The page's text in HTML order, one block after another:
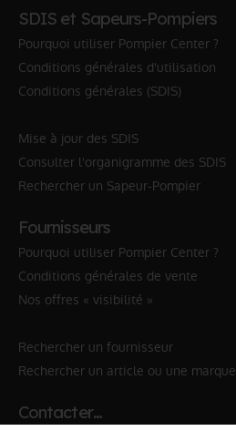
SDIS et Sapeurs-Pompiers
Pourquoi utiliser Pompier Center ?
Conditions générales d'utilisation
Conditions générales (SDIS)
Mise à jour des SDIS
Consulter l'organigramme des SDIS
Rechercher un Sapeur-Pompier
Fournisseurs
Pourquoi utiliser Pompier Center ?
Conditions générales de vente
Nos offres « visibilité »
Rechercher un fournisseur
Rechercher un article ou une marque
Contacter…